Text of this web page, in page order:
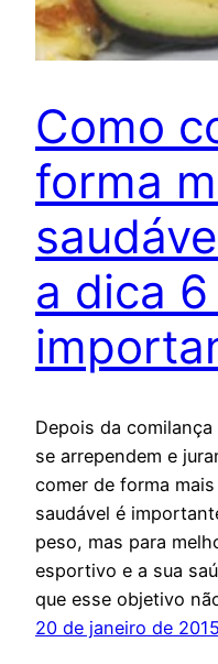
Como
forma
a dica
Depois da
se arrependem e
comer de forma
saudável é
peso, mas para
esportivo e a sua
que esse objetivo
20 de janeiro de 2015